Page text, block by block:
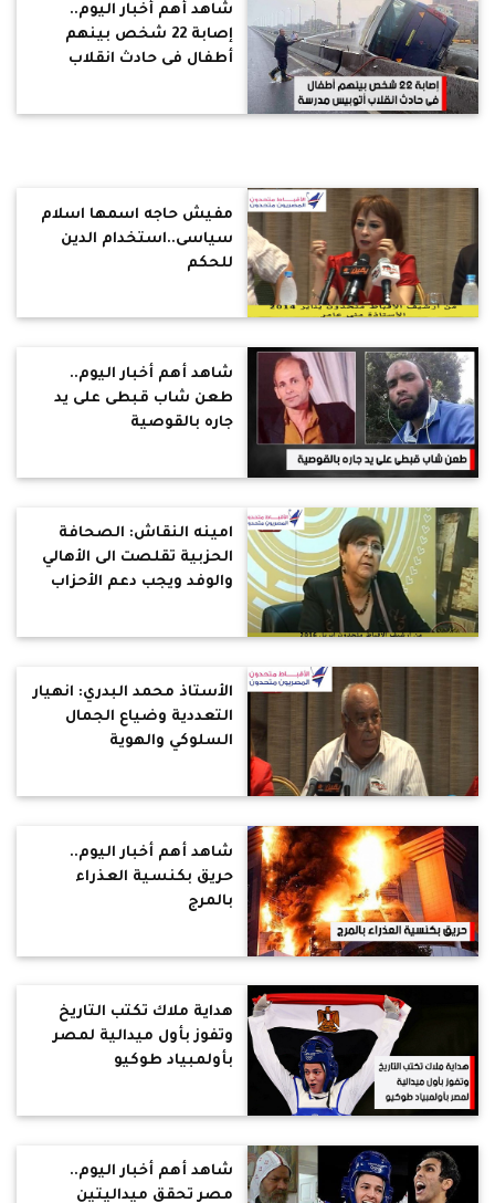
شاهد أهم أخبار اليوم..
إصابة 22 شخص بينهم
أطفال فى حادث انقلاب
مفيش حاجه اسمها اسلام
سياسى..استخدام الدين
للحكم
شاهد أهم أخبار اليوم..
طعن شاب قبطى على يد
جاره بالقوصية
امينه النقاش: الصحافة
الحزبية تقلصت الى الأهالي
والوفد ويجب دعم الأحزاب
الأستاذ محمد البدري: انهيار
التعددية وضياع الجمال
السلوكي والهوية
شاهد أهم أخبار اليوم..
حريق بكنسية العذراء
بالمرج
هداية ملاك تكتب التاريخ
وتفوز بأول ميدالية لمصر
بأولمبياد طوكيو
شاهد أهم أخبار اليوم..
مصر تحقق ميداليتين